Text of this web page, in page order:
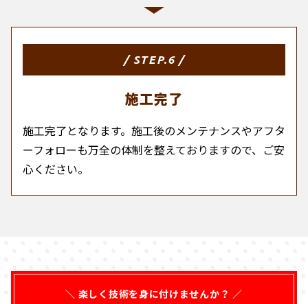
/ STEP.6 /
施工完了
施工完了となります。施工後のメンテナンスやアフタ
ーフォローも万全の体制を整えておりますので、ご安
心ください。
＼ 楽しく技術を身に付けませんか？ ／